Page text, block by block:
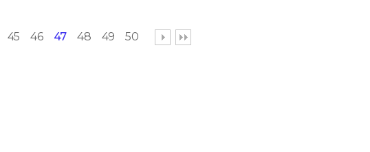
45 46 47 48 49 50